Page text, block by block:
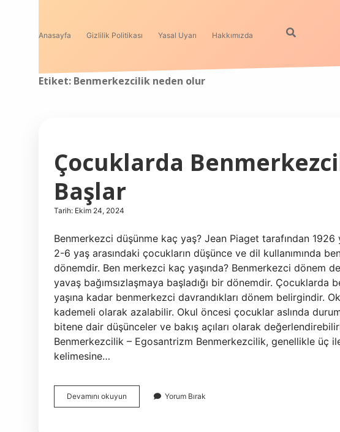
Anasayfa Gizlilik Politikası Yasal Uyarı Hakkımızda
Etiket: Benmerkezcilik neden olur
Çocuklarda
Başlar
Tarih: Ekim 24, 2024
Benmerkezci düşünme kaç yaş? Jean Piaget tarafından 1926
2-6 yaş arasındaki çocukların düşünce ve dil kullanımında
dönemdir. Ben merkezci kaç yaşında? Benmerkezci dönem
yavaş bağımsızlaşmaya başladığı bir dönemdir.
yaşına kadar benmerkezci davrandıkları dönem belirgindir.
kademeli olarak azalabilir. Okul öncesi çocuklar aslında
bitene dair düşünceler ve bakış açıları olarak
Benmerkezcilik – Egosantrizm Benmerkezcilik, genellikle üç
kelimesine…
Devamını okuyun Çocuklarda
Benmerkezcilik
Yorum Bırak